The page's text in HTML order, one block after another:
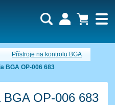
Přístroje na kontrolu BGA
BGA OP-006 683
BGA OP-006 683
je momentálně prázdný.
0
0,00 CZK
heslo Nová registrace